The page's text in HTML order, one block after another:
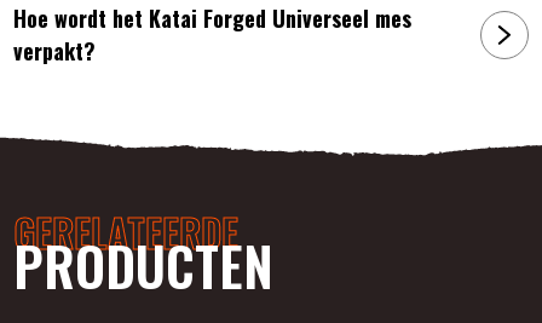
Hoe wordt het Katai Forged Universeel mes
verpakt?
GERELATEERDE
PRODUCTEN